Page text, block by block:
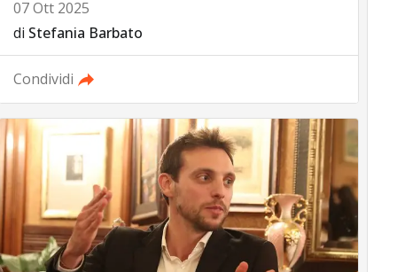
07 Ott 2025
di Stefania Barbato
Condividi